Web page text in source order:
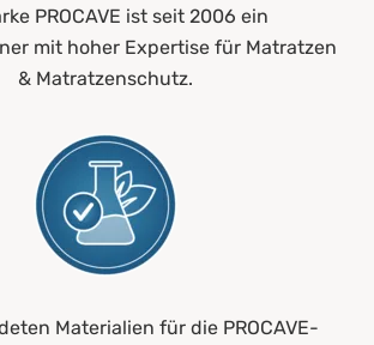
PROCAVE ist seit 2006 ein
mit hoher Expertise für Matratzen
& Matratzenschutz.
Materialien für die PROCAVE-